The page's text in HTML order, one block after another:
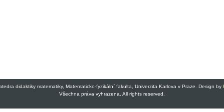
didaktiky matematiky, Matematicko-fyzikální fakulta, Univerzita Karlova v Praze. Design by
Všechna práva vyhrazena. All rights reserved.